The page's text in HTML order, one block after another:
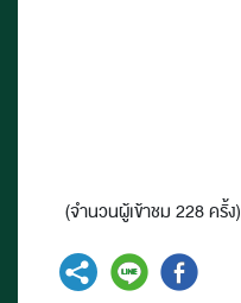
(จำนวนผู้เข้าชม 228 ครั้ง)